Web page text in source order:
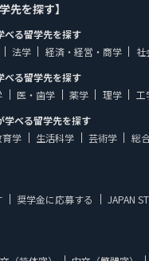
先を探す】
べる留学先を探す
法学 経済・経営・商学 社
べる留学先を探す
医・歯学 薬学 理学 工
学べる留学先を探す
育学
生活科学 芸術学 総
奨学金に応募する JAPAN